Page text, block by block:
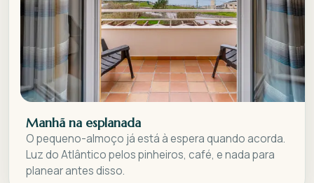
Manhã na esplanada
O pequeno-almoço já está à espera quando acorda.
Luz do Atlântico pelos pinheiros, café, e nada para
planear antes disso.